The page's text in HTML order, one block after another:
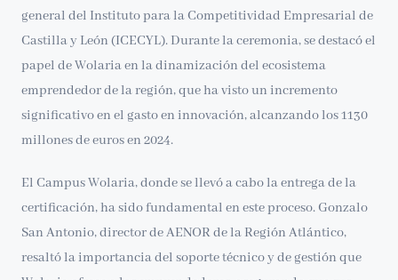
general del Instituto para la Competitividad Empresarial de
Castilla y León (ICECYL). Durante la ceremonia, se destacó el
papel de Wolaria en la dinamización del ecosistema
emprendedor de la región, que ha visto un incremento
significativo en el gasto en innovación, alcanzando los 1130
millones de euros en 2024.
El Campus Wolaria, donde se llevó a cabo la entrega de la
certificación, ha sido fundamental en este proceso. Gonzalo
San Antonio, director de AENOR de la Región Atlántico,
resaltó la importancia del soporte técnico y de gestión que